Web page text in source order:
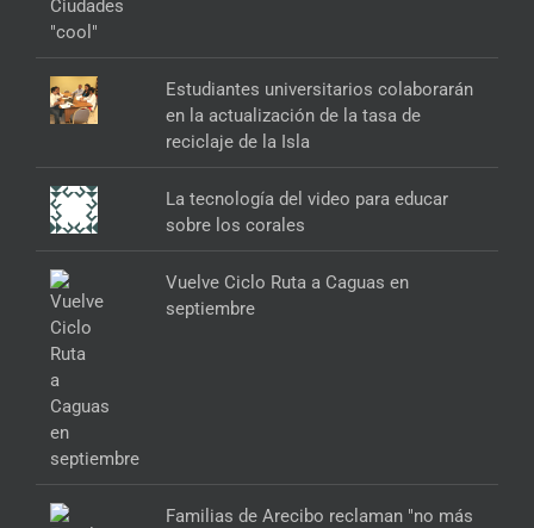
Estudiantes universitarios colaborarán
en la actualización de la tasa de
reciclaje de la Isla
La tecnología del video para educar
sobre los corales
Vuelve Ciclo Ruta a Caguas en
septiembre
Familias de Arecibo reclaman "no más